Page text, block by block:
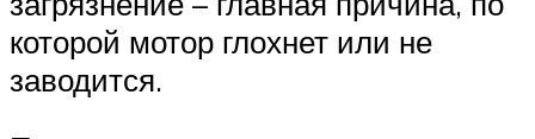
которой мотор глохнет или не
заводится.